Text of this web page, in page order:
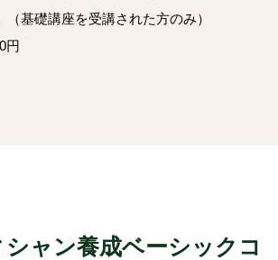
基礎講座を受講された方のみ）
円
ャン養成ベーシックコ